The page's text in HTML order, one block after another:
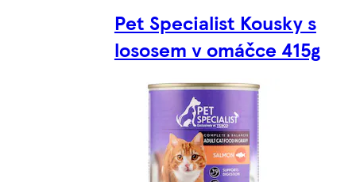
Pet Specialist Kousky s
lososem v omáčce 415g